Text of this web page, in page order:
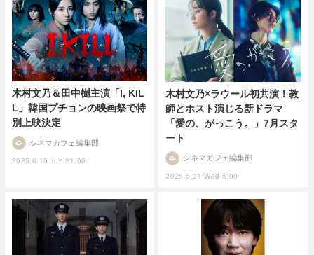
木村文乃＆田中樹主演「I, KIL
L」韓国プチョンの映画祭で特
別上映決定
2025.6.10 Tue 21:00
シネマカフェ編集部
木村文乃×ラウール初共演！教
師とホスト演じる新ドラマ
「愛の、がっこう。」7月スタ
ート
2025.5.21 Wed 5:00
シネマカフェ編集部